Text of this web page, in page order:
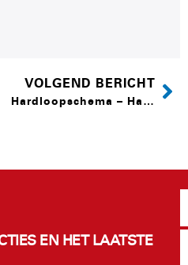
VOLGEND BERICHT
Hardloopschema – Halve marathon
EN HET LAATSTE